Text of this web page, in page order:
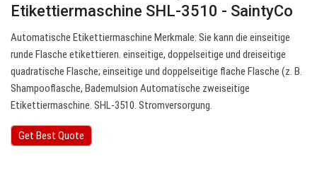
Etikettiermaschine SHL-3510 - SaintyCo
Automatische Etikettiermaschine Merkmale: Sie kann die einseitige
runde Flasche etikettieren. einseitige, doppelseitige und dreiseitige
quadratische Flasche; einseitige und doppelseitige flache Flasche (z. B.
Shampooflasche, Bademulsion Automatische zweiseitige
Etikettiermaschine. SHL-3510. Stromversorgung.
Get Best Quote